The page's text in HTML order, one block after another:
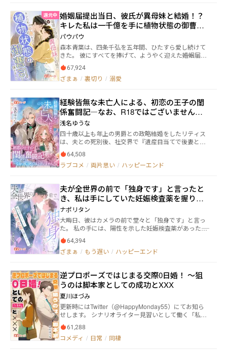
はその要求をのむことにした。 その浮気相手に選ばれ
たのが世間の評判が悪い冷血伯爵だったのだが、思い
がけない溺愛がヒロインを待っていた——
し、それは始まりに過ぎなかった。 その後、全ネット
で生配信された誕生日パーティー。 会場のスクリーン
に突然映し出されたのは、AIによって顔をすり替えら
れた、不適切な動画だった。 標的にされたのは――真梨
奈。 一夜にして、彼女は名誉も尊厳も奪われた。 恭彦
は妹を抱き寄せ、冷たい視線で言い放つ。 「これが、
お前みたいな女にふさわしい末路だ」 嘲笑の声が会場
を包み、真梨奈は“捨てられた妻”として世間から切り
捨てられた。 それでも彼女は何も言わず、ただ静かに
で、世界的な賞を受け取った一人の女性。 その正体
が、かつて姿を消した真梨奈だと知る者はいなかっ
た。 記者に「空白の三年間」を問われると、彼女はカ
メラに向かって微笑み、淡々と答える。 「目の病気を
治して……ついでに、離婚もしました」 その瞬間、恭
彦は悟る。 誘拐され、人生を奪われ、すり替えられて
いたのは―― 妹ではなく、真梨奈だったのだと。 雨の中、
膝をついて「戻ってきてほしい」と懇願する恭彦。 そ
の姿を見下ろしながら、真梨奈は名門豪門の御曹司と
並び、静かに微笑んだ。 「恭彦。後悔の味、もう分か
司は低く甘い声で囁く。 「今度こそ、誰にもお前を傷
つけさせない」
還元中 婚姻届提出当日、彼氏が異母妹と結婚！？
キレた私は一千億を手に植物状態の御曹司
に嫁ぎました
パウパウ
森本青葉は、四条千弘を五年間、ひたすら愛し続けて
きた。 彼にすべてを捧げて、ようやく迎えた――婚姻届を
提出する、その日。 けれど彼は現れなかった。 代わり
に役所に現れたのは、「余命わずか」と語る初恋の女
と並んだ、彼の姿だった。 その瞬間、青葉の中で何か
日のうちに――青葉の夫となったのは、K市で“最も高貴な
男”と呼ばれる存在、伊谷健史。 だが彼は、眠りの“植
物人間”だった。 この結婚は取引。そう思っていた。
誰にも遠慮することなく彼に話しかけ、気まぐれに触
れ、状態を確かめる日々。 けれど青葉は知らない。そ
の男は、すでにすべてを“聞いていた”ことを。 彼は彼
女の声に耳を澄ませ、やがてそれを待ち、求め、手放
せなくなっていく。 触れられるたび、抑えきれないほ
どに心が揺れていた。 ――そして、ある日、千弘が現れ、
れ……！」 青葉はただ、冷たく笑った。 「お断りしま
す」 追い詰められた彼は叫ぶ。 「いつ目覚めるかもわ
からない男のそばにいるくらいなら、俺のところへ―
―！」 その言葉が終わる前に、“目覚めるはずのない
男”が、静かに歩み寄り、青葉を抱き寄せた。 「……誰
が、目覚めないと言った？」 低く囁くその声は、どこ
までも甘く、危うい。 「青葉。今まで君が俺を守って
くれた――これからは、俺が君を守る番だ」
67,924
ざまぁ / 裏切り / 溺愛
経験皆無な未亡人による、初恋の王子の閨
係奮闘記―なお、R18ではございません！
―
浅名ゆうな
四十歳以上も年上の男爵との政略結婚をしたリティス
は、夫との死別後、社交界で『遺産目当てで後妻とな
った毒婦』、『スキモノ未亡人』と噂され、ひっそり
と身を潜めるようにして生きていた。 そんな時、突然
第二王子の閨係に指名される。 第二王子アイザック
っと秘めていた恋心が少しでも報われるのなら、やり
遂げてみせる。 ――そんな悲壮な覚悟で閨係を引き受けた
リティスだが、男爵とはいわゆる『白い結婚』だった
ため、閨の経験は皆無。 とにかく恋愛小説を読み漁っ
て本番に挑むも、空回りばかりで……。 これは、初恋
をこじらせた第二王子と、同じく初恋に空回る未亡人
による奮闘の記録である。
64,508
ラブコメ / 両片思い / ハッピーエンド
夫が全世界の前で「独身です」と言ったと
き、私は手にしていた妊娠検査薬を握りつ
ぶした
ナポリタン
大晦日、彼はカメラの前で堂々と「独身です」と言っ
た。 私の手には、陽性を示した妊娠検査薬があった――。
静かに姿を消した私だが、やがて彼は全てを失い、命
懸けで後悔を追う。 豪門の仮面、渦巻く陰謀、そして
復讐。 私はただ一つ、微笑んで告げる。 「あなたに、
64,394
ざまぁ / もう遅い / ハッピーエンド
逆プロポーズではじまる交際0日婚！ 〜狙
うのは脚本家としての成功とXXX
夏川ほづみ
更新時にはTwitter（@HappyMonday55）にてお知ら
せします。 シナリオライター見習いとして働く「私」
こと椿井 薫（27歳）。 心も体もすり減っていたある
日、酔っ払いに絡まれたところを、ひとりの男性に助
けられる。 長身で、整った顔立ち、そして洗練された
61,288
コメディ / 日常 / 同棲